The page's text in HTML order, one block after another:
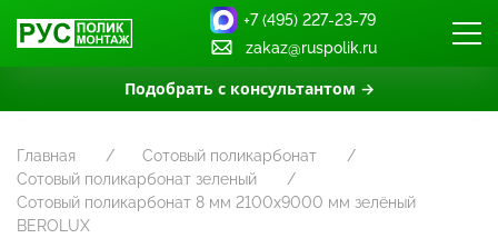
Подобрать с консультантом →
+7 (495) 227-23-79
zakaz@ruspolik.ru
Главная
Сотовый поликарбонат
Сотовый поликарбонат зеленый
Сотовый поликарбонат 8 мм 2100x9000 мм зелёный
BEROLUX